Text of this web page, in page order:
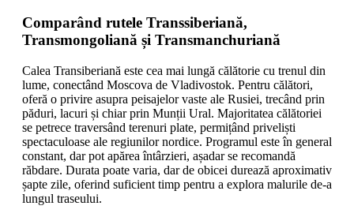
Comparând rutele Transsiberiană,
Transmongoliană și Transmanchuriană
Calea Transiberiană este cea mai lungă călătorie cu trenul din
lume, conectând Moscova de Vladivostok. Pentru călători,
oferă o privire asupra peisajelor vaste ale Rusiei, trecând prin
păduri, lacuri și chiar prin Munții Ural. Majoritatea călătoriei
se petrece traversând terenuri plate, permițând priveliști
spectaculoase ale regiunilor nordice. Programul este în general
constant, dar pot apărea întârzieri, așadar se recomandă
răbdare. Durata poate varia, dar de obicei durează aproximativ
șapte zile, oferind suficient timp pentru a explora malurile de-a
lungul traseului.